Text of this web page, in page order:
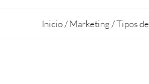
Inicio/Marketing /Tipos